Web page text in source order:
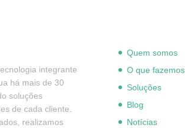
integrante
há mais de 30
soluções
de cada cliente.
realizamos
Quem somos
O que fazemos
Soluções
Blog
Notícias